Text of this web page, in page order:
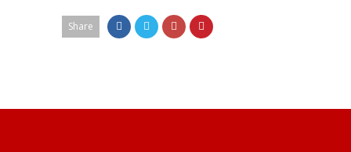
Share